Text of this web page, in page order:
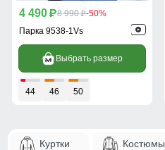
4 490 p8 990 p-50%
Парка 9538-1Vs
Выбрать размер
44 46 50
Куртки Костюмы